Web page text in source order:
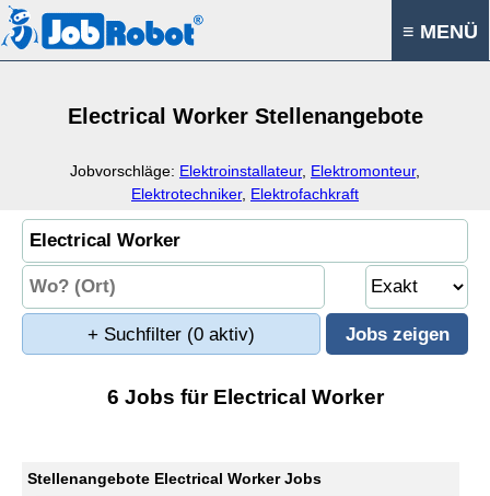
≡ MENÜ
Electrical Worker Stellenangebote
Jobvorschläge: Elektroinstallateur, Elektromonteur,
Elektrotechniker, Elektrofachkraft
+ Suchfilter (0 aktiv)
6 Jobs für Electrical Worker
Stellenangebote Electrical Worker Jobs